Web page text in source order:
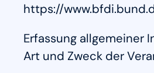
https://
Erfassung allgemeiner
Art und Zweck der